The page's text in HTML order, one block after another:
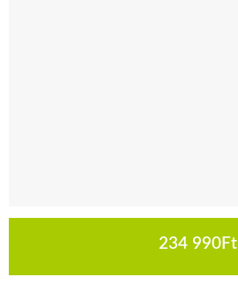
234 990Ft